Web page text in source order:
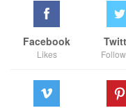
Facebook
Likes